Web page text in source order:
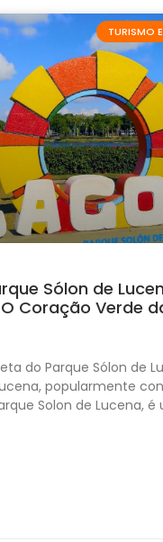
TURISMO
Sólon de
Coração Verde
do Parque Sólon de
popularmente
Solon de Lucena, é